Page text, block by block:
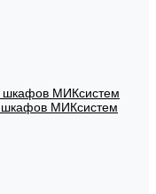
шкафов МИКсистем
шкафов МИКсистем